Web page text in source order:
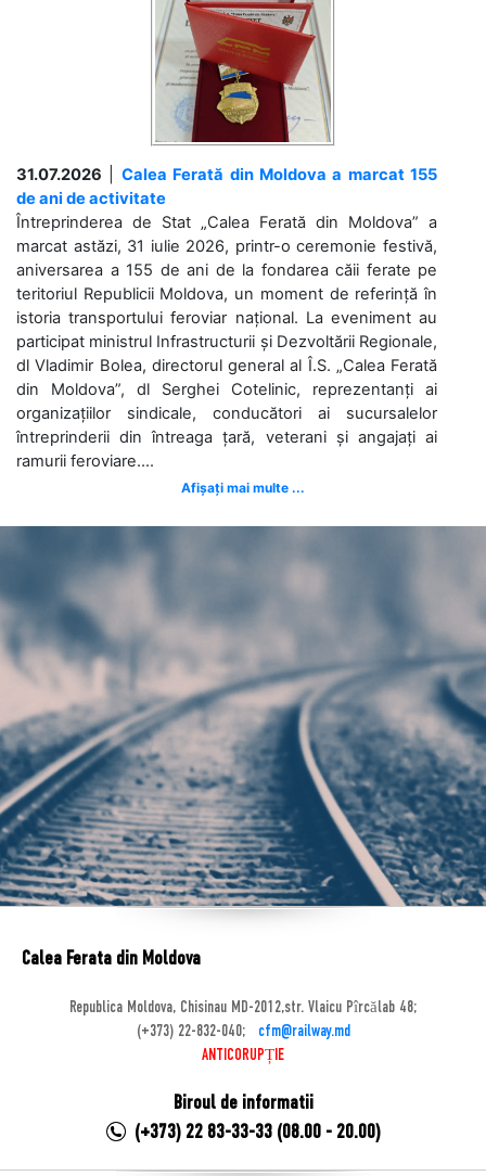
31.07.2026
Calea Ferată din Moldova a marcat 155
de ani de activitate
Întreprinderea de Stat „Calea Ferată din Moldova” a
marcat astăzi, 31 iulie 2026, printr-o ceremonie festivă,
aniversarea a 155 de ani de la fondarea căii ferate pe
teritoriul Republicii Moldova, un moment de referință în
istoria transportului feroviar național. La eveniment au
participat ministrul Infrastructurii și Dezvoltării Regionale,
dl Vladimir Bolea, directorul general al Î.S. „Calea Ferată
din Moldova”, dl Serghei Cotelinic, reprezentanți ai
organizațiilor sindicale, conducători ai sucursalelor
întreprinderii din întreaga țară, veterani și angajați ai
ramurii feroviare....
Afișați mai multe ...
Calea Ferata din Moldova
Republica Moldova, Chisinau MD-2012,str. Vlaicu Pîrcălab 48;
(+373) 22-832-040;
cfm@railway.md
ANTICORUPȚIE
Biroul de informatii
(+373) 22 83-33-33 (08.00 - 20.00)